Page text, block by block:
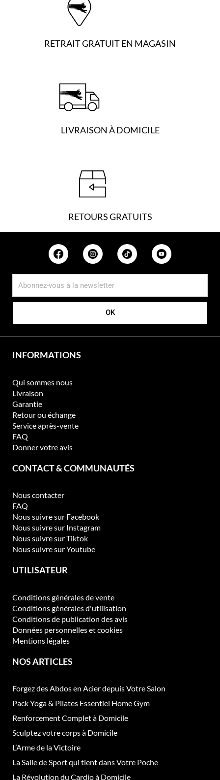
RETRAIT GRATUIT EN MAGASIN
LIVRAISON À DOMICILE
RETOURS GRATUITS
OK
INFORMATIONS
Qui sommes nous
Livraison
Garantie
Retour ou échange
Service après-vente
FAQ
Donner votre avis
CONTACT & COMMUNAUTÉS
Nous contacter
FAQ
Nous suivre sur Facebook
Nous suivre sur Instagram
Nous suivre sur Tiktok
Nous suivre sur Youtube
UTILISATEUR
Conditions générales de vente
Conditions générales d'utilisation
Conditions de publication des avis
Données personnelles et cookies
Mentions légales
NOS ARTICLES
Forgez des Abdos en Acier depuis Votre Salon
Pack Yoga & Pilates Essentiel Home Gym
Renforcement Complet à Domicile
Sculptez votre corps à Domicile
L’Arme de la Victoire
La Salle de Sport qui tient dans Votre Poche
La Révolution du Cardio à Domicile